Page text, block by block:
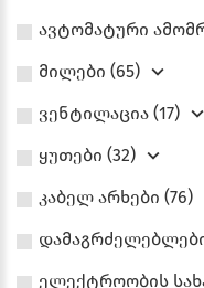
ავტომატური
მილები (65)
ვენტილაცია (17)
ყუთები (32)
კაბელ არხები (76)
ელექტროობის